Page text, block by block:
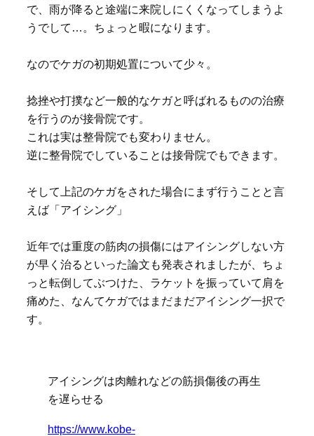
で、雨が降ると途端に来院しにくくなってしまうよ
うでして…。ちょっと暇になります。
なのでケガの初期処置について少々。
捻挫や打撲など一般的なケガと呼ばれるものの治療
を行うのが接骨院です。
これは実は整骨院でも変わりません。
逆に整骨院でしていることは接骨院でもできます。
そして上記のケガをされた場合にまず行うことと言
えば「アイシング」
近年では重度の筋肉の損傷にはアイシングしない方
が早く治るといった論文も発表されましたが、ちょ
っと転倒してぶつけた、ラケットを振っていて肩を
痛めた、なんてケガではまだまだアイシング一択で
す。
アイシングは肉離れなどの筋損傷後の再生
を遅らせる
https://www.kobe-